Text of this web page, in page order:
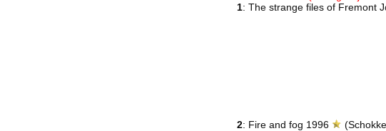
1: The strange files of Fremont
2: Fire and fog 1996